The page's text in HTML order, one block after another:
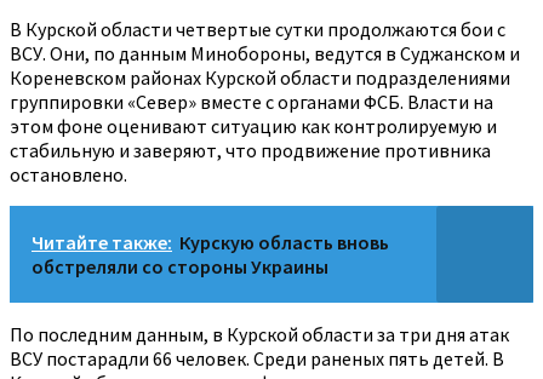
В Курской области четвертые сутки продолжаются бои с
ВСУ. Они, по данным Минобороны, ведутся в Суджанском и
Кореневском районах Курской области подразделениями
группировки «Север» вместе с органами ФСБ. Власти на
этом фоне оценивают ситуацию как контролируемую и
стабильную и заверяют, что продвижение противника
остановлено.
Читайте также: Курскую область вновь
обстреляли со стороны Украины
По последним данным, в Курской области за три дня атак
ВСУ постарадли 66 человек. Среди раненых пять детей. В